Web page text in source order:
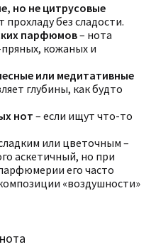
но не цитрусовые
без сладости.
парфюмов– нота
кожаных и
или медитативные
глубины, как будто
нот – если ищут что-то
или цветочным –
аскетичный, но при
его часто
«воздушности»